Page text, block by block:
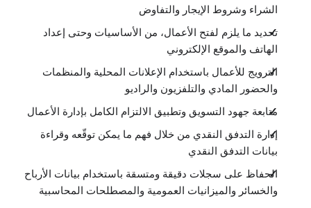
نظرة عامة
التدفق النقدي هو الملِك
4:46
بيان التدفق النقدي
5:59
المحاسبة
نظرة عامة
0:20
المحافظة على سجلات محاسبية جيدة ومنسّقة
2:55
الشراء وشروط الإيجار والتفاوض
تحديد ما يلزم لفتح الأعمال، من الأساسيات وحتى إعداد
الهاتف والموقع الإلكتروني
الترويج للأعمال باستخدام الإعلانات المحلية والمنظمات
والحضور المادي والتلفزيون والراديو
متابعة جهود التسويق وتطبيق الالتزام الكامل بإدارة الأعمال
إدارة التدفق النقدي من خلال فهم ما يمكن توقّعه وقراءة
بيانات التدفق النقدي
الحفاظ على سجلات دقيقة ومتسقة باستخدام بيانات الأرباح
والخسائر والميزانيات العمومية والمصطلحات المحاسبية